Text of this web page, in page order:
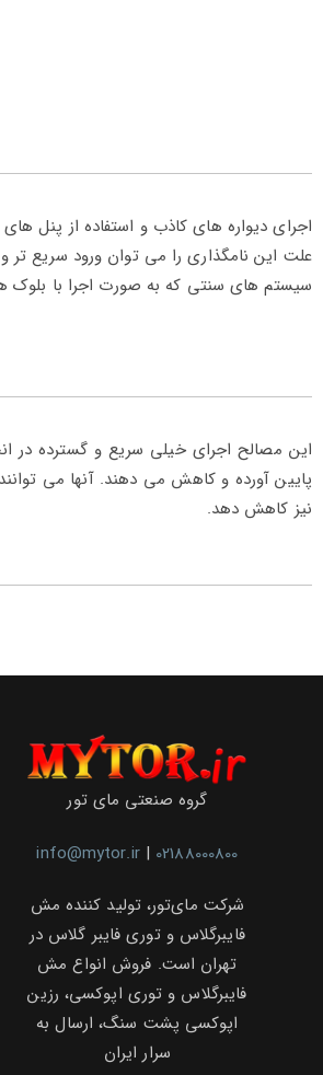
علت این نامگذاری را می توان ورود سریع تر
سیستم های سنتی که به صورت اجرا با بلوک
این مصالح اجرای خیلی سریع و گسترده در
پایین آورده و کاهش می دهند. آنها می
نیز کاهش دهد.
گروه صنعتی مای تور
info@mytor.ir| 02188000800
شرکت مای‌تور، تولید کننده مش
فایبرگلاس و توری فایبر گلاس در
تهران است. فروش انواع مش
فایبرگلاس و توری اپوکسی، رزین
اپوکسی پشت سنگ، ارسال به
سرار ایران